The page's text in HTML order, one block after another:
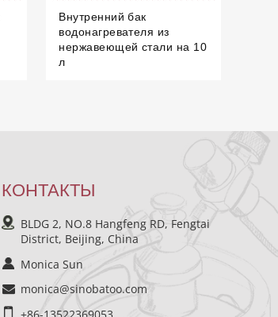
Внутренний бак
водонагревателя из
нержавеющей стали на 10
л
КОНТАКТЫ
BLDG 2, NO.8 Hangfeng RD, Fengtai
District, Beijing, China
Monica Sun
monica@sinobatoo.com